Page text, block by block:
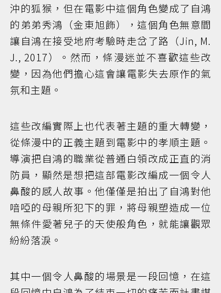
沖的狐猴，但在電影中這個角色變成了自鴻
的弟弟秀鴻（金東旭飾），這個角色無意間
讓自鴻在接受地府考驗時走岔了路（Jin, M.
J., 2017）。然而，條漫迷並不喜歡這些改
變，因為他們擔心這會讓電影失去原作的氣
氛和主題。
這些改編實際上也代表著主題的重大轉變，
從條漫中的正義主題到電影中的孝順主題。
導演把自鴻的職業從普通白領改成正直的消
防員，顯然是想把這部電影改編成一個令人
鼻酸的感人故事。他僅僅是拍出了自鴻對他
喑啞的母親所犯下的罪，將母親塑造成一位
無條件愛著兒子的天使般角色，就能讓觀眾
紛紛落淚。
其中一個令人鼻酸的場景是一段回憶，在這